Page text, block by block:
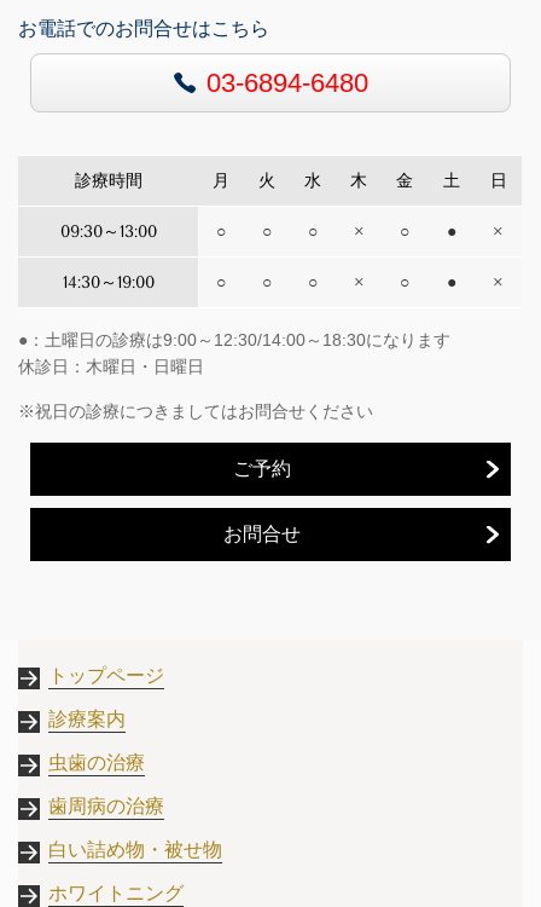
お電話でのお問合せはこちら
03-6894-6480
診療時間 月 火 水 木 金 土 日
09:30～13:00 ○ ○ ○ × ○ ● ×
14:30～19:00 ○ ○ ○ × ○ ● ×
●：土曜日の診療は9:00～12:30/14:00～18:30になります
休診日：木曜日・日曜日
※祝日の診療につきましてはお問合せください
ご予約
お問合せ
トップページ
診療案内
虫歯の治療
歯周病の治療
白い詰め物・被せ物
ホワイトニング